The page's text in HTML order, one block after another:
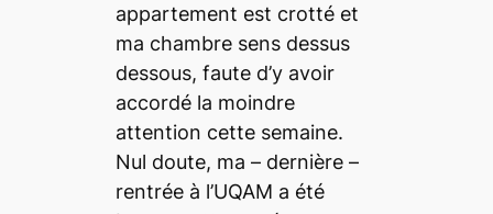
appartement est crotté et
ma chambre sens dessus
dessous, faute d’y avoir
accordé la moindre
attention cette semaine.
Nul doute, ma – dernière –
rentrée à l’UQAM a été